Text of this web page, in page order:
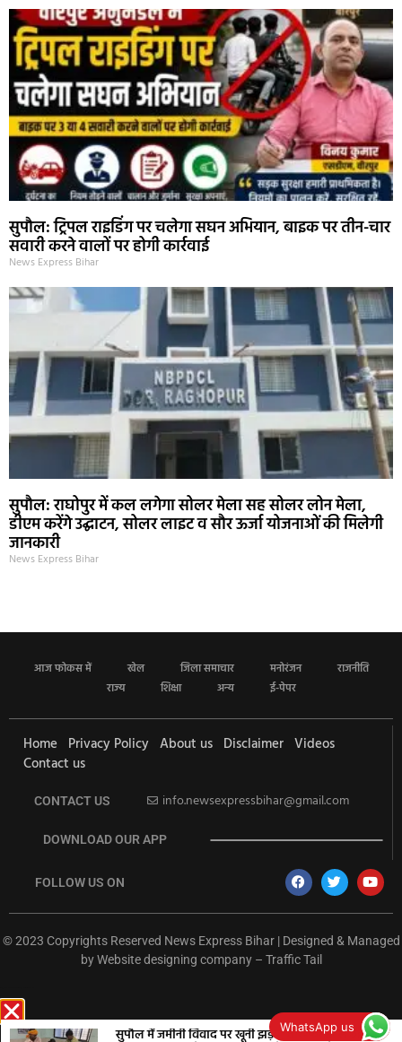
सुपौल: ट्रिपल राइडिंग पर चलेगा सघन अभियान, बाइक पर तीन-चार
सवारी करने वालों पर होगी कार्रवाई
News Express Bihar
सुपौल: राघोपुर में कल लगेगा सोलर मेला सह सोलर लोन मेला,
डीएम करेंगे उद्घाटन, सोलर लाइट व सौर ऊर्जा योजनाओं की मिलेगी
जानकारी
News Express Bihar
आज फोकस में खेल जिला समाचार मनोरंजन
राजनीति
राज्य
शिक्षा अन्य ई-पेपर
Home Privacy Policy About us Disclaimer Videos
Contact us
CONTACT US info.newsexpressbihar@gmail.com
DOWNLOAD OUR APP
FOLLOW US ON
© 2023 Copyrights Reserved News Express Bihar | Designed & Managed
byWebsite designing company– Traffic Tail
WhatsApp us
सुपौल में जमीनी विवाद पर खूनी झड़प, तीर-फरसा से छह